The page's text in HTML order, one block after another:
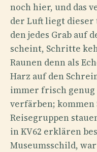
noch hier, und das
der Luft liegt
den jedes Grab auf
scheint, Schritte
Raunen denn als
Harz auf den
immer frisch genug
verfärben;
Reisegruppen
in KV62 erklären
Museumsschild,